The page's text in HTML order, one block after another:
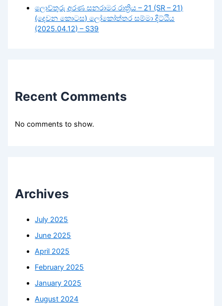
ලොව්තුරු අරණ සනරාමර රාත්‍රිය – 21 (SR – 21)
(දෙවන කොටස) ලෝකෝත්තර සම්මා දිට්ඨිය
(2025.04.12) – S39
Recent Comments
No comments to show.
Archives
July 2025
June 2025
April 2025
February 2025
January 2025
August 2024